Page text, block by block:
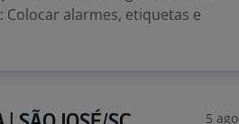
Colocar alarmes, etiquetas e
5 ago